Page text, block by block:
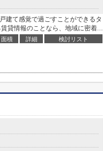
建て感覚で過ごすことができるタ
貸情報のことなら、地域に密着...
面積 詳細 検討リスト